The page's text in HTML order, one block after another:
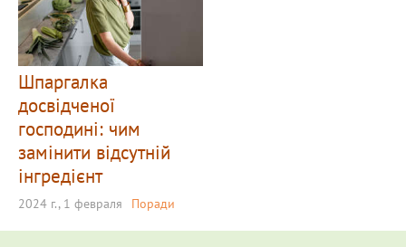
Шпаргалка
досвідченої
господині: чим
замінити відсутній
інгредієнт
2024 г., 1 февраля Поради